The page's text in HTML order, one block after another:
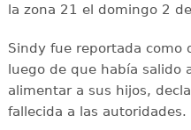
la zona 21 el domingo 2
Sindy fue reportada como
luego de que había salido
alimentar a sus hijos,
fallecida a las autoridades.